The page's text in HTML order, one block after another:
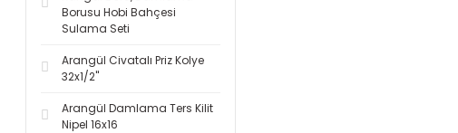
Borusu Hobi Bahçesi
Sulama Seti
Arangül Civatalı Priz Kolye
32x1/2''
Arangül Damlama Ters Kilit
Nipel 16x16